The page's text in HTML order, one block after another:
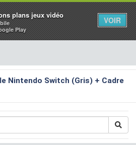
plans jeux vidéo
Play
VOIR
Nintendo Switch (Gris) + Cadre